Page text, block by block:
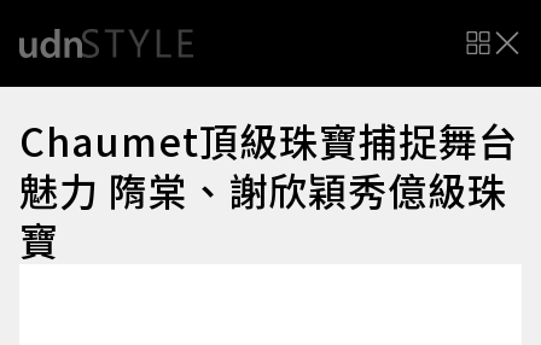
Chaumet頂級珠寶捕捉舞台
魅力 隋棠、謝欣穎秀億級珠
寶